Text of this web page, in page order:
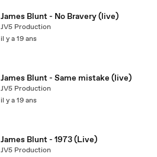
James Blunt - No Bravery (live)
JV5 Production
il y a 19 ans
James Blunt - Same mistake (live)
JV5 Production
il y a 19 ans
James Blunt - 1973 (Live)
JV5 Production